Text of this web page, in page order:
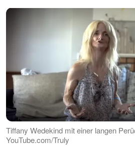
Tiffany Wedekind mit einer langen
YouTube.com/Truly